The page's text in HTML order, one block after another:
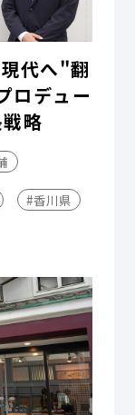
代へ"翻
ロデュー
略
#香川県